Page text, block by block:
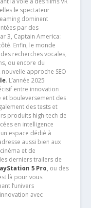
le spectateur
dominent
par des
3, Captain America:
Enfin, le monde
recherches vocales,
ou encore du
approche SEO
. L’année 2025
entre innovation
bouleversement des
des tests et
produits high-tech de
en intelligence
espace dédié à
aussi bien aux
et de
derniers trailers de
5 Pro, ou des
là pour vous
l’univers
avec